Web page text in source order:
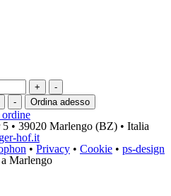
+
-
-
5 • 39020 Marlengo (BZ) • Italia
hof.it
• Privacy • Cookie • ps-design
Marlengo